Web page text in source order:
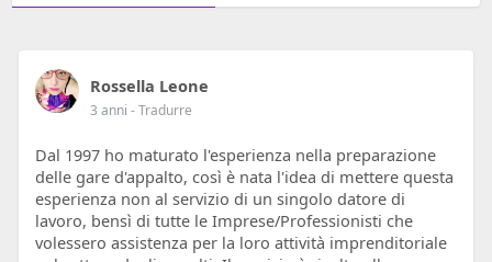
Rossella Leone
3 anni - Tradurre
Dal 1997 ho maturato l'esperienza nella preparazione
delle gare d'appalto, così è nata l'idea di mettere questa
esperienza non al servizio di un singolo datore di
lavoro, bensì di tutte le Imprese/Professionisti che
volessero assistenza per la loro attività imprenditoriale